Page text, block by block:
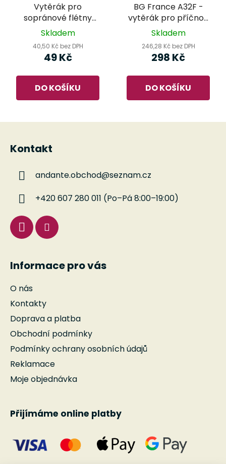
Vytěrák pro
sopránové flétny
Helin HE1250
Skladem
40,50 Kč bez DPH
49 Kč
DO KOŠÍKU
BG France A32F -
vytěrák pro příčnou
flétnu
Skladem
246,28 Kč bez DPH
298 Kč
DO KOŠÍKU
Kontakt
andante.obchod@seznam.cz
+420 607 280 011 (Po–Pá 8:00–19:00)
Informace pro vás
O nás
Kontakty
Doprava a platba
Obchodní podmínky
Podmínky ochrany osobních údajů
Reklamace
Moje objednávka
Přijímáme online platby